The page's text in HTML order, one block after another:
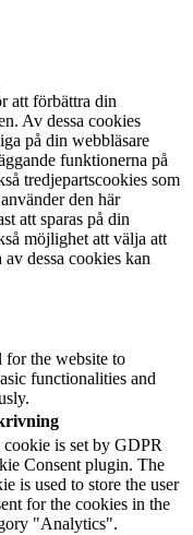
att förbättra din
Av dessa cookies
på din webbläsare
funktionerna på
tredjepartscookies som
den här
att sparas på din
möjlighet att välja att
dessa cookies kan
for the website to
functionalities and
is set by GDPR
Consent plugin. The
is used to store the user
for the cookies in the
"Analytics".